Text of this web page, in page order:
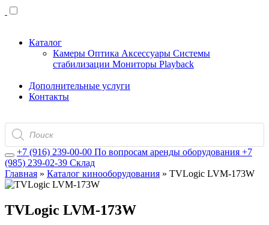
Каталог
Камеры Оптика Аксессуары Системы
стабилизации Мониторы Playback
Дополнительные услуги
Контакты
Поиск
товаров
+7 (916) 239-00-00 По вопросам аренды оборудования +7
(985) 239-02-39 Склад
Главная » Каталог кинооборудования » TVLogic LVM-173W
TVLogic LVM-173W